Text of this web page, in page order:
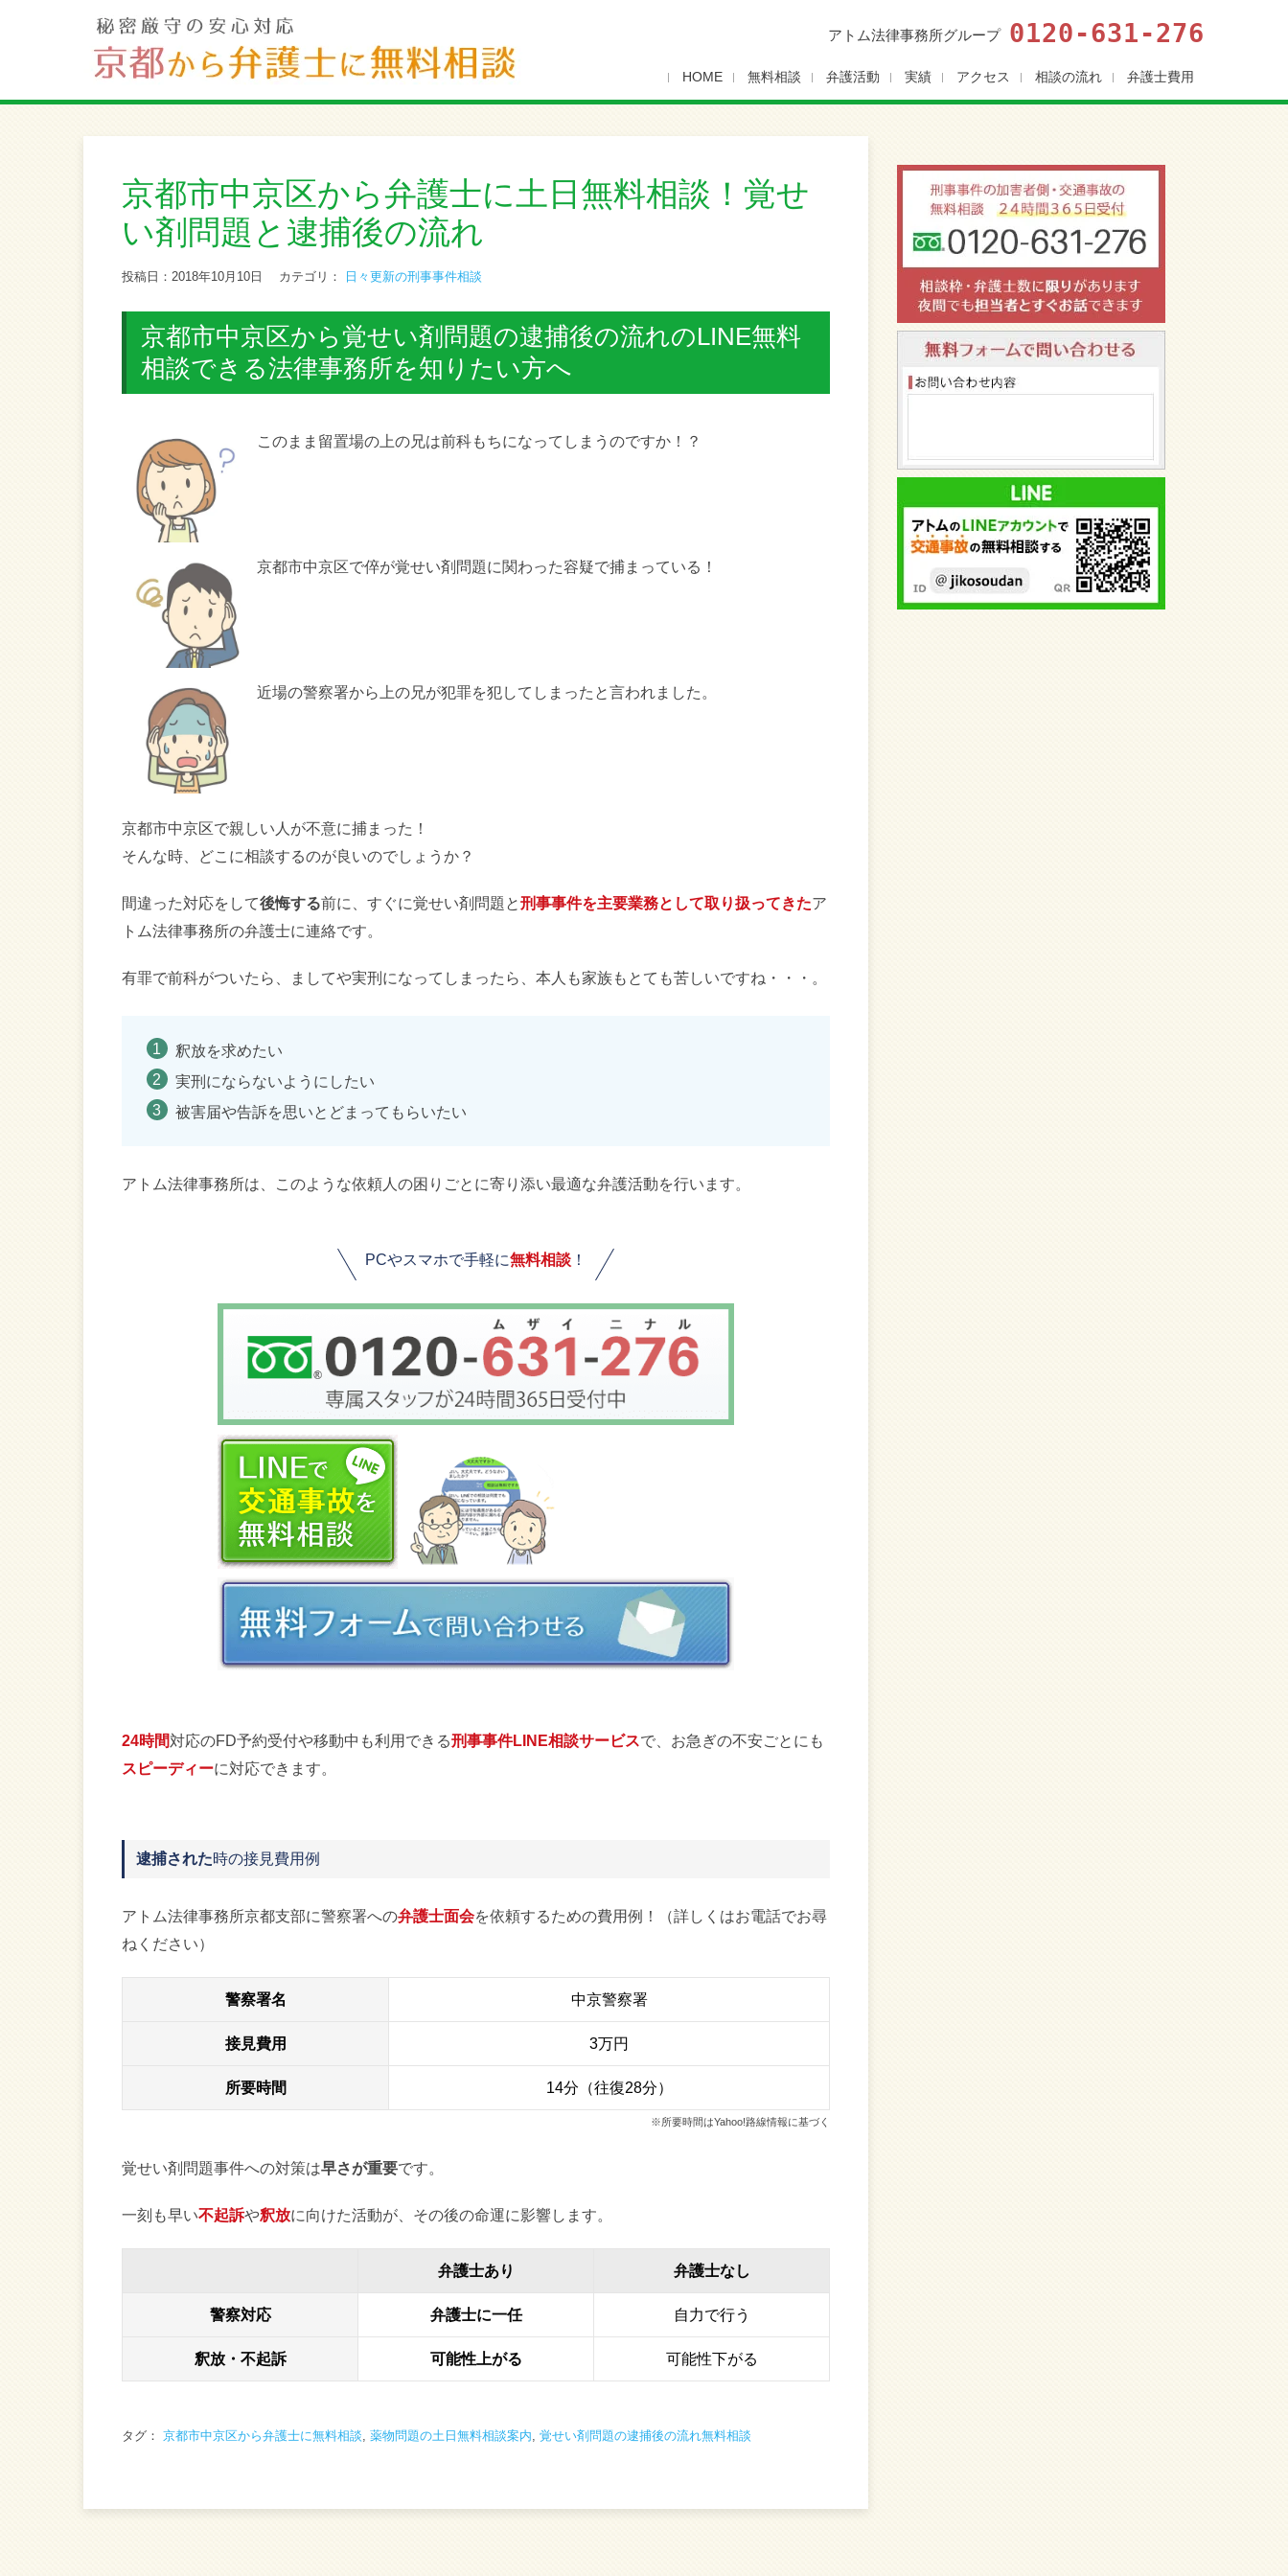
アトム法律事務所グループ 0120-631-276
HOME 無料相談 弁護活動 実績 アクセス 相談の流れ 弁護士費用
京都市中京区から弁護士に土日無料相談！覚せ
い剤問題と逮捕後の流れ
投稿日：2018年10月10日 カテゴリ： 日々更新の刑事事件相談
京都市中京区から覚せい剤問題の逮捕後の流れのLINE無料
相談できる法律事務所を知りたい方へ
このまま留置場の上の兄は前科もちになってしまうのですか！？
京都市中京区で倅が覚せい剤問題に関わった容疑で捕まっている！
近場の警察署から上の兄が犯罪を犯してしまったと言われました。
京都市中京区で親しい人が不意に捕まった！
そんな時、どこに相談するのが良いのでしょうか？
間違った対応をして後悔する前に、すぐに覚せい剤問題と刑事事件を主要業務として取り扱ってきたア
トム法律事務所の弁護士に連絡です。
有罪で前科がついたら、ましてや実刑になってしまったら、本人も家族もとても苦しいですね・・・。
釈放を求めたい
実刑にならないようにしたい
被害届や告訴を思いとどまってもらいたい
アトム法律事務所は、このような依頼人の困りごとに寄り添い最適な弁護活動を行います。
PCやスマホで手軽に無料相談 ！
24時間対応のFD予約受付や移動中も利用できる刑事事件LINE相談サービスで、お急ぎの不安ごとにも
スピーディーに対応できます。
逮捕された時の接見費用例
アトム法律事務所京都支部に警察署への弁護士面会を依頼するための費用例！（詳しくはお電話でお尋
ねください）
警察署名 中京警察署
接見費用 3万円
所要時間 14分（往復28分）
※所要時間はYahoo!路線情報に基づく
覚せい剤問題事件への対策は早さが重要です。
一刻も早い不起訴や釈放に向けた活動が、その後の命運に影響します。
弁護士あり 弁護士なし
警察対応 弁護士に一任 自力で行う
釈放・不起訴 可能性上がる 可能性下がる
タグ： 京都市中京区から弁護士に無料相談 薬物問題の土日無料相談案内 覚せい剤問題の逮捕後の流れ無料相談